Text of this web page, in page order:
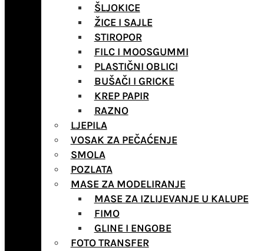
ŠLJOKICE
ŽICE I SAJLE
STIROPOR
FILC I MOOSGUMMI
PLASTIČNI OBLICI
BUŠAČI I GRICKE
KREP PAPIR
RAZNO
LJEPILA
VOSAK ZA PEČAĆENJE
SMOLA
POZLATA
MASE ZA MODELIRANJE
MASE ZA IZLIJEVANJE U KALUPE
FIMO
GLINE I ENGOBE
FOTO TRANSFER